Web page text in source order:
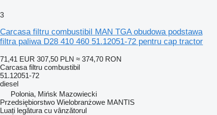
3
Carcasa filtru combustibil MAN TGA obudowa podstawa
filtra paliwa D28 410 460 51.12051-72 pentru cap tractor
71,41 EUR 307,50 PLN ≈ 374,70 RON
Carcasa filtru combustibil
51.12051-72
diesel
Polonia, Mińsk Mazowiecki
Przedsiębiorstwo Wielobranżowe MANTIS
Luați legătura cu vânzătorul